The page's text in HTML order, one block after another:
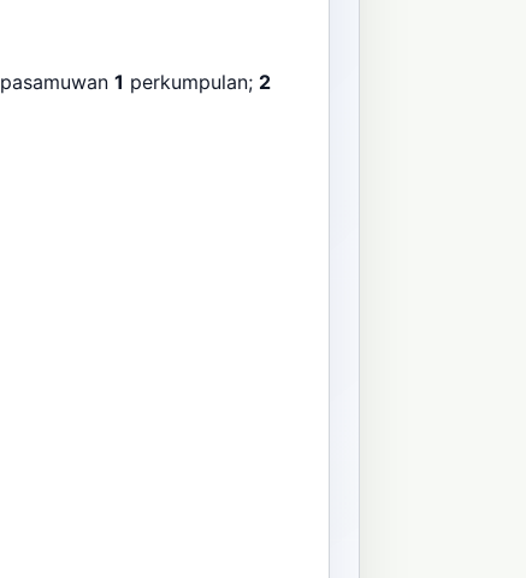
pasamuwan 1 perkumpulan; 2